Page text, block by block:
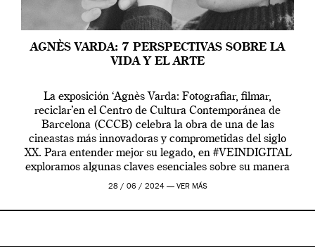
AGNÈS VARDA: 7 PERSPECTIVAS SOBRE LA
VIDA Y EL ARTE
La exposición ‘Agnès Varda: Fotografiar, filmar,
reciclar’en el Centro de Cultura Contemporánea de
Barcelona (CCCB) celebra la obra de una de las
cineastas más innovadoras y comprometidas del siglo
XX. Para entender mejor su legado, en #VEINDIGITAL
exploramos algunas claves esenciales sobre su manera
de entender la vida, el cine y el arte contemporáneo.
28 / 06 / 2024 — VER MÁS